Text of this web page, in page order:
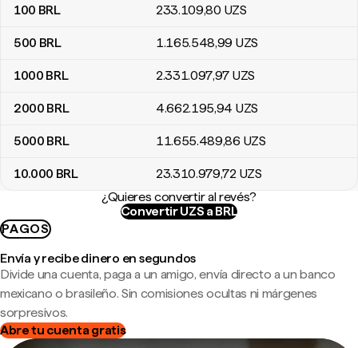
100 BRL 233.109,80 UZS
500 BRL 1.165.548,99 UZS
1000 BRL 2.331.097,97 UZS
2000 BRL 4.662.195,94 UZS
5000 BRL 11.655.489,86 UZS
10.000 BRL 23.310.979,72 UZS
¿Quieres convertir al revés?
Convertir UZS a BRL
PAGOS
Envía y recibe dinero en segundos
Divide una cuenta, paga a un amigo, envía directo a un banco
mexicano o brasileño. Sin comisiones ocultas ni márgenes
sorpresivos.
Abre tu cuenta gratis